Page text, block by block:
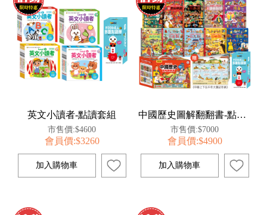
HOT
家長樂了!「風車書版集團暨FOOD超人企業總部」目前正興建中!
批發會員大招募，輕鬆實現財富自由!
如需更改或重開發票 需在訂單成立三天內通知客服 寄回發票需附上回郵郵票
老師您好!!幼教會員火熱招募中~
英文小讀者-點讀套組
市售價:$4600
會員價:$3260
中國歷史圖解翻翻書-點讀套組
市售價:$7000
會員價:$4900